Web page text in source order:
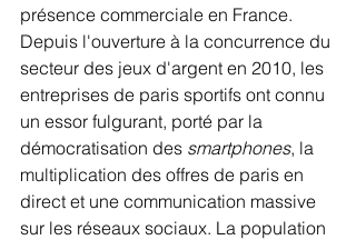
présence commerciale en France.
Depuis l'ouverture à la concurrence du
secteur des jeux d'argent en 2010, les
entreprises de paris sportifs ont connu
un essor fulgurant, porté par la
démocratisation des smartphones, la
multiplication des offres de paris en
direct et une communication massive
sur les réseaux sociaux. La population